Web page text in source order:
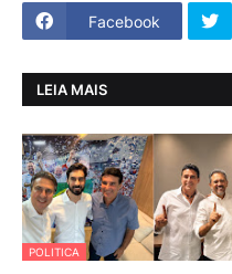
Facebook
LEIA MAIS
POLITICA